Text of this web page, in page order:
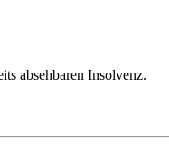
absehbaren Insolvenz.